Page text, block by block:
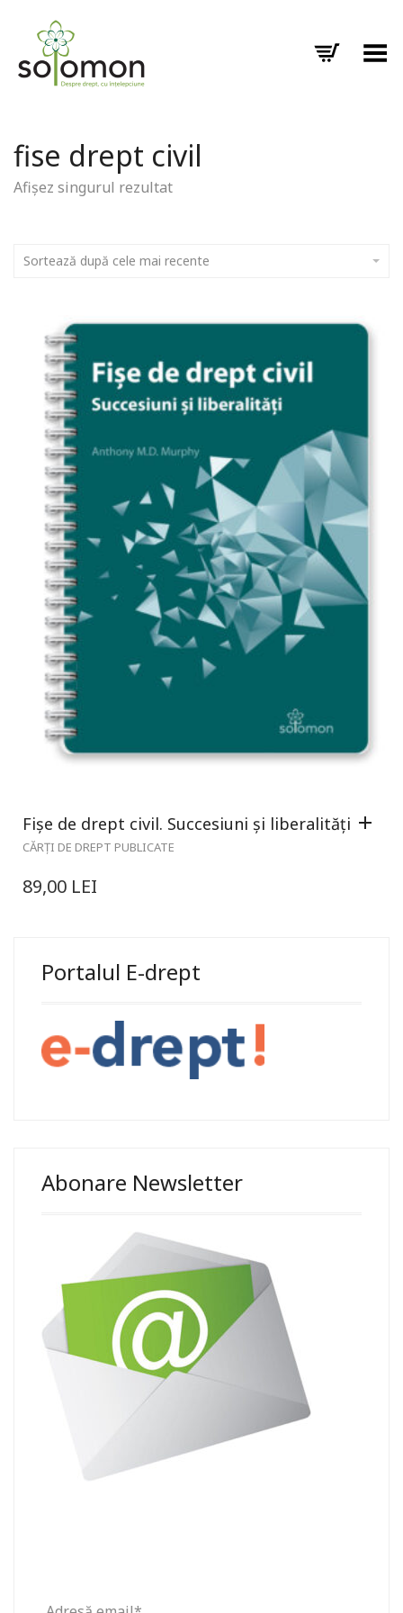
Toggle Menu
fise drept civil
Afișez singurul rezultat
Sortează după cele mai recente
Fișe de drept civil. Succesiuni și liberalități
CĂRȚI DE DREPT PUBLICATE
89,00 LEI
Portalul E-drept
Abonare Newsletter